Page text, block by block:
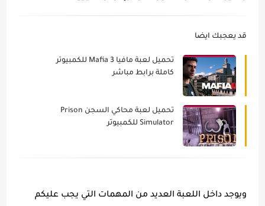
قد يعجبك ايضا
تحميل لعبة مافيا 3 Mafia للكمبيوتر
كاملة برابط مباشر
تحميل لعبة محاكي السجن Prison
Simulator للكمبيوتر
ويوجد داخل اللعبة العديد من المهمات التي يجب عليكم